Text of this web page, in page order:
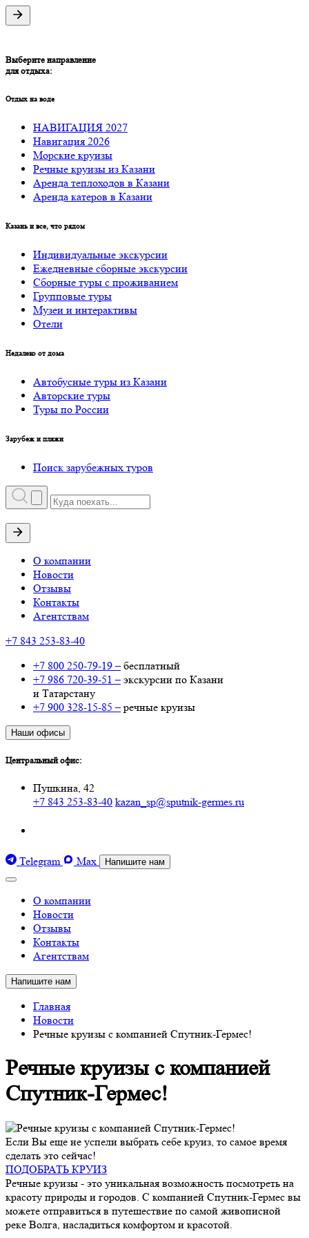
Выберите направление
для отдыха:
Отдых на воде
НАВИГАЦИЯ 2027
Навигация 2026
Морские круизы
Речные круизы из Казани
Аренда теплоходов в Казани
Аренда катеров в Казани
Казань и все, что рядом
Индивидуальные экскурсии
Ежедневные сборные экскурсии
Сборные туры с проживанием
Групповые туры
Музеи и интерактивы
Отели
Недалеко от дома
Автобусные туры из Казани
Авторские туры
Туры по России
Зарубеж и пляжи
Поиск зарубежных туров
О компании
Новости
Отзывы
Контакты
Агентствам
+7 843 253-83-40
+7 800 250-79-19 –бесплатный
+7 986 720-39-51 –экскурсии по Казани
и Татарстану
+7 900 328-15-85 –речные круизы
Наши офисы
Центральный офис:
Пушкина, 42
+7 843 253-83-40 kazan_sp@sputnik-germes.ru
Telegram Max Напишите нам
О компании
Новости
Отзывы
Контакты
Агентствам
Напишите нам
Главная
Новости
Речные круизы с компанией Спутник-Гермес!
Речные круизы с компанией
Спутник-Гермес!
Если Вы еще не успели выбрать себе круиз, то самое время
сделать это сейчас!
ПОДОБРАТЬ КРУИЗ
Речные круизы - это уникальная возможность посмотреть на
красоту природы и городов. С компанией Спутник-Гермес вы
можете отправиться в путешествие по самой живописной
реке Волга, насладиться комфортом и красотой.